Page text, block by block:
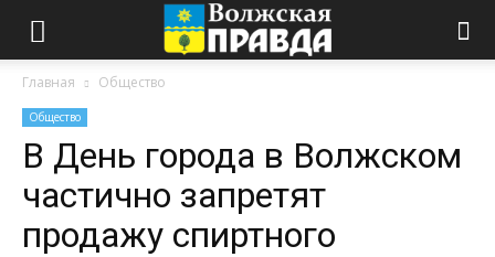
Главная Общество
Общество
В День города в Волжском
частично запретят
продажу спиртного